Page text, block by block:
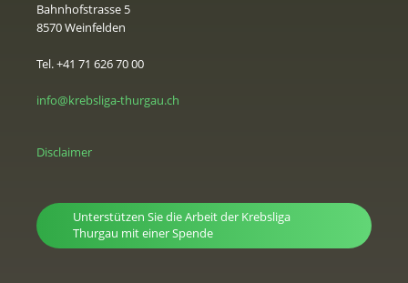
Bahnhofstrasse 5
8570 Weinfelden
Tel. +41 71 626 70 00
info@krebsliga-thurgau.ch
Disclaimer
Unterstützen Sie die Arbeit der Krebsliga
Thurgau mit einer Spende